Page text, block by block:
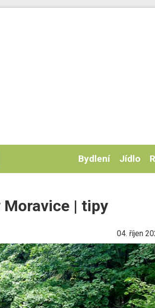
Bydlení Jídlo
| tipy
04. říjen